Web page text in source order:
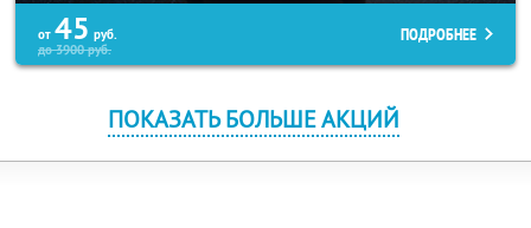
от 45 руб.
до3900руб.
ПОДРОБНЕЕ
ПОКАЗАТЬ БОЛЬШЕ АКЦИЙ